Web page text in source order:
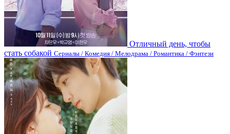
Отличный день, чтобы
стать собакой Сериалы / Комедия / Мелодрама / Романтика / Фэнтези